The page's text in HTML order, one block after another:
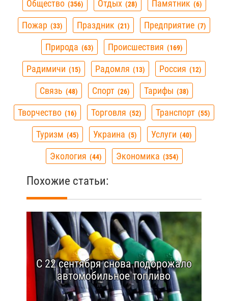
Общество 356 Отдых 28 Памятник 6
Пожар 33 Праздник 21 Предприятие 7
Природа 63 Происшествия 169
Радимичи 15 Радомля 13 Россия 12
Связь 48 Спорт 26 Тарифы 38
Творчество 16 Торговля 52 Транспорт 55
Туризм 45 Украина 5 Услуги 40
Экология 44 Экономика 354
Похожие статьи:
С 22 сентября снова подорожало
автомобильное топливо